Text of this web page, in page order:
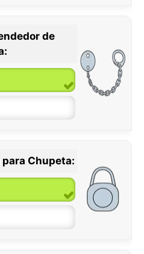
meses
meses
de
Chupeta: